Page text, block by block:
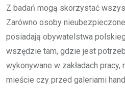
Z badań mogą skorzystać
Zarówno osoby
posiadają obywatelstwa
wszędzie tam, gdzie jest
wykonywane w zakładach pracy,
mieście czy przed galeriami